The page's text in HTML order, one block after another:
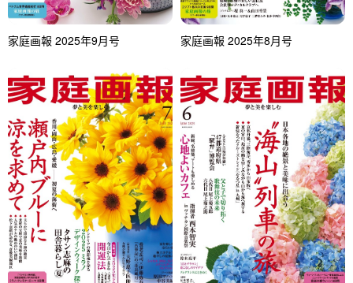
家庭画報 2025年9月号 家庭画報 2025年8月号